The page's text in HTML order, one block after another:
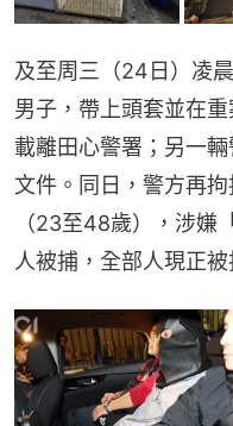
及至周三（24日）凌
男子，帶上頭套並在
載離田心警署；另一
文件。同日，警方再
（23至48歲），涉嫌
人被捕，全部人現正被